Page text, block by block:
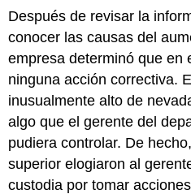
Después de revisar la
conocer las causas del
empresa determinó que en
ninguna acción correctiva.
inusualmente alto de
algo que el gerente del
pudiera controlar. De
superior elogiaron al
custodia por tomar